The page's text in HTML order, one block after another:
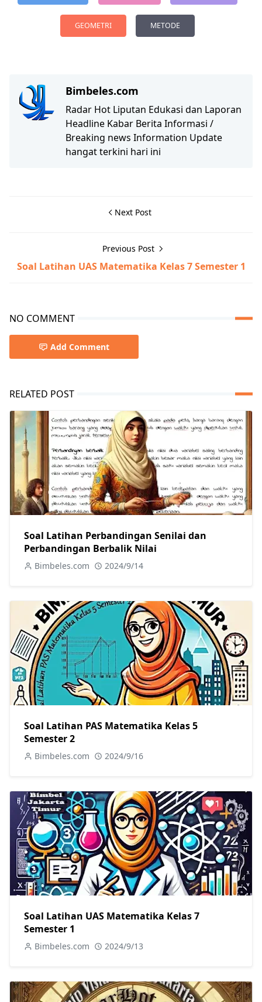
GEOMETRI METODE
Bimbeles.com
Radar Hot Liputan Edukasi dan Laporan
Headline Kabar Berita Informasi /
Breaking news Information Update
hangat terkini hari ini
Next Post
Previous Post
Soal Latihan UAS Matematika Kelas 7 Semester 1
NO COMMENT
Add Comment
RELATED POST
Soal Latihan Perbandingan Senilai dan
Perbandingan Berbalik Nilai
Bimbeles.com 2024/9/14
Soal Latihan PAS Matematika Kelas 5
Semester 2
Bimbeles.com 2024/9/16
Soal Latihan UAS Matematika Kelas 7
Semester 1
Bimbeles.com 2024/9/13